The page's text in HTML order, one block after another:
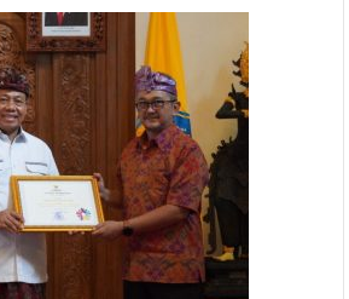
Rendah
Hati.
Imam
Baru,
Kehadiran
Umat
Dibatasi,
Ketat
dengan
Protokol
Kesehatan